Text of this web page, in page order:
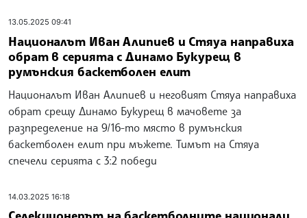
13.05.2025 09:41
Националът Иван Алипиев и Стяуа направиха
обрат в серията с Динамо Букурещ в
румънския баскетболен елит
Националът Иван Алипиев и неговият Стяуа направиха
обрат срещу Динамо Букурещ в мачовете за
разпределение на 9/16-то място в румънския
баскетболен елит при мъжете. Тимът на Стяуа
спечели серията с 3:2 победи
14.03.2025 16:18